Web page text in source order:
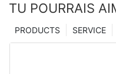
TU POURRAIS
SERVICE
PRODUCTS